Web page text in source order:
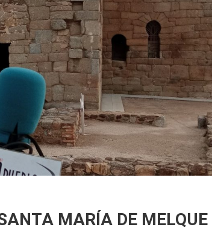
MARÍA DE MELQUE